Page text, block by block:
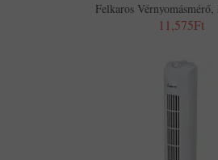
Felkaros
11,575Ft